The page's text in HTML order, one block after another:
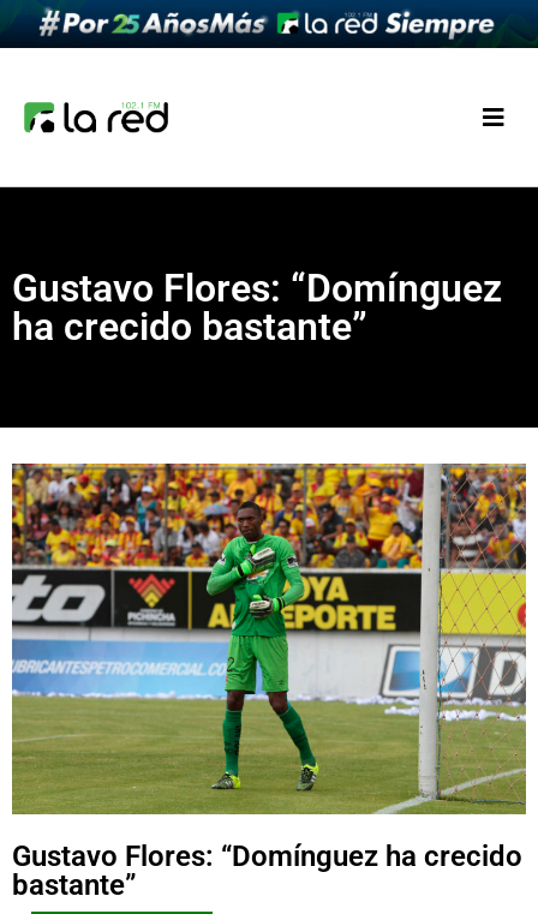
Gustavo Flores: “Domínguez
ha crecido bastante”
Gustavo Flores: “Domínguez ha crecido
bastante”